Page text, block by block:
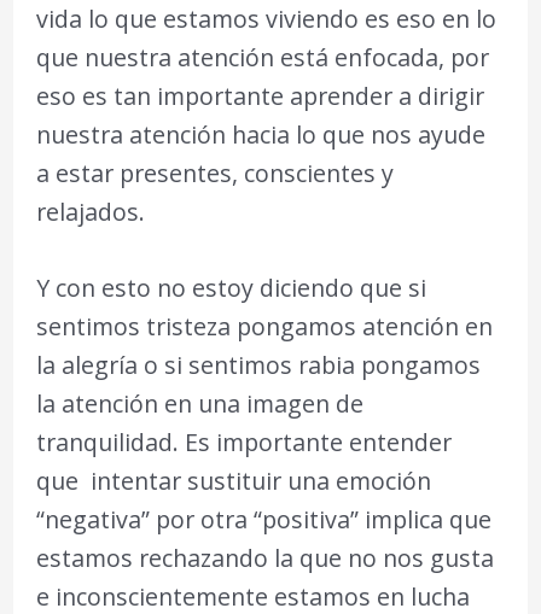
vida lo que estamos viviendo es eso en lo
que nuestra atención está enfocada, por
eso es tan importante aprender a dirigir
nuestra atención hacia lo que nos ayude
a estar presentes, conscientes y
relajados.
Y con esto no estoy diciendo que si
sentimos tristeza pongamos atención en
la alegría o si sentimos rabia pongamos
la atención en una imagen de
tranquilidad. Es importante entender
que intentar sustituir una emoción
“negativa” por otra “positiva” implica que
estamos rechazando la que no nos gusta
e inconscientemente estamos en lucha